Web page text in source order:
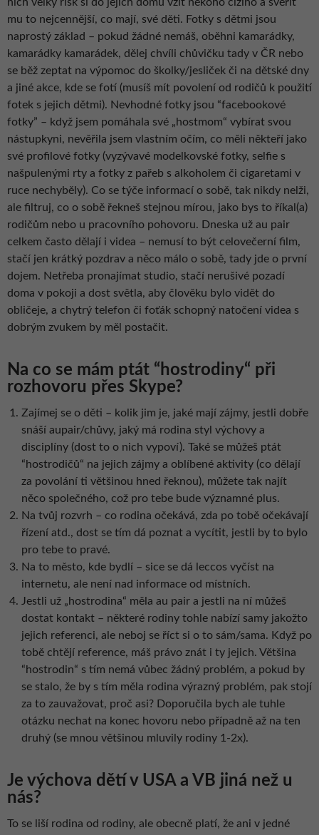
mu to nejcennější, co mají, své děti. Fotky s dětmi jsou
naprostý základ – pokud žádné nemáš, oběhni kamarádky,
kamarádky kamarádek, dělej chvíli chůvičku tady v ČR nebo
se běž zeptat na výpomoc do školky/jesliček či na dětské dny
a jiné akce, kde se fotí (musíš mít povolení od rodičů k použití
fotek s jejich dětmi). Nevhodné fotky jsou “facebookové
fotky” – když jsem pomáhala své „hostmom“ vybírat svou
nástupkyni, nevěřila jsem vlastním očím, co měli někteří jako
své profilové fotky (vyzývavé modelkovské fotky, selfie s
našpulenými rty a fotky z pařeb s alkoholem či cigaretami v
ruce nechyběly). Co se týče informací o sobě, tak nikdy nelži,
ale filtruj, co o sobě řekneš stejnou mírou, jako bys to říkal(a)
rodičům nebo u pracovního pohovoru. Dneska už au pair
celkem často dělají i videa – nemusí to být celovečerní film,
stačí jen krátký pozdrav a něco málo o sobě, tady jde o první
dojem. Netřeba pronajímat studio, stačí nerušivé pozadí
doma v pokoji a dost světla, aby člověku bylo vidět do
obličeje, a chytrý telefon či foťák schopný natočení videa s
dobrým zvukem by měl postačit.
Na co se mám ptát “hostrodiny“ při
rozhovoru přes Skype?
Zajímej se o děti – kolik jim je, jaké mají zájmy, jestli dobře
snáší aupair/chůvy, jaký má rodina styl výchovy a
disciplíny (dost to o nich vypoví). Také se můžeš ptát
“hostrodičů“ na jejich zájmy a oblíbené aktivity (co dělají
za povolání ti většinou hned řeknou), můžete tak najít
něco společného, což pro tebe bude významné plus.
Na tvůj rozvrh – co rodina očekává, zda po tobě očekávají
řízení atd., dost se tím dá poznat a vycítit, jestli by to bylo
pro tebe to pravé.
Na to město, kde bydlí – sice se dá leccos vyčíst na
internetu, ale není nad informace od místních.
Jestli už „hostrodina“ měla au pair a jestli na ní můžeš
dostat kontakt – některé rodiny tohle nabízí samy jakožto
jejich referenci, ale neboj se říct si o to sám/sama. Když po
tobě chtějí reference, máš právo znát i ty jejich. Většina
“hostrodin“ s tím nemá vůbec žádný problém, a pokud by
se stalo, že by s tím měla rodina výrazný problém, pak stojí
za to zauvažovat, proč asi? Doporučila bych ale tuhle
otázku nechat na konec hovoru nebo případně až na ten
druhý (se mnou většinou mluvily rodiny 1-2x).
Je výchova dětí v USA a VB jiná než u
nás?
To se liší rodina od rodiny, ale obecně platí, že ani v jedné